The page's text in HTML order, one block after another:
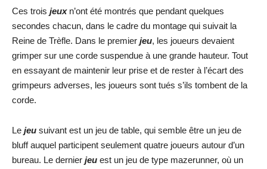
Ces trois jeux n’ont été montrés que pendant quelques
secondes chacun, dans le cadre du montage qui suivait la
Reine de Trèfle. Dans le premier jeu, les joueurs devaient
grimper sur une corde suspendue à une grande hauteur. Tout
en essayant de maintenir leur prise et de rester à l’écart des
grimpeurs adverses, les joueurs sont tués s’ils tombent de la
corde.
Le jeu suivant est un jeu de table, qui semble être un jeu de
bluff auquel participent seulement quatre joueurs autour d’un
bureau. Le dernier jeu est un jeu de type mazerunner, où un